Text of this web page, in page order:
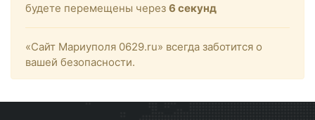
будете перемещены через 6 секунд
«Сайт Мариуполя 0629.ru» всегда заботится о
вашей безопасности.